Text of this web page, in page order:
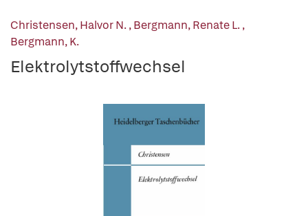
Christensen, Halvor N.,Bergmann, Renate L.,
Bergmann, K.
Elektrolytstoffwechsel